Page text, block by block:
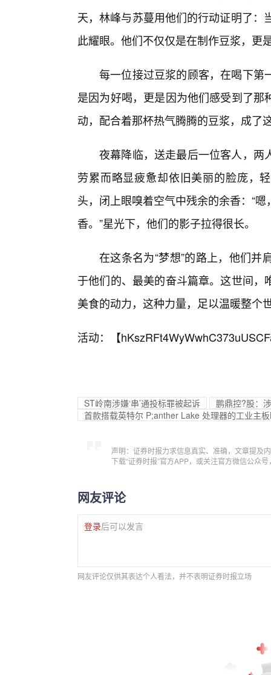
天，林峰与苏蔓用他们的行动证明了
此耀眼。他们不仅仅是在制作豆浆，更
每一位接过豆浆的顾客，在喝下第
是因为好喝，更是因为他们感受到了
动，配合着那杯热气腾腾的豆浆，成了
夜幕降临，送走最后一位客人，两
劳累而略显疲惫却依旧美丽的脸庞，
头，闭上眼嗅着空气中残余的余香：“
香。”星光下，他们的影子拉得很长。
在这条名为“梦想”的路上，他们
于他们的、最美的奋斗篇章。这世间
美食的动力，这种力量，足以温暖整个
活动：【
ST岭南涉嫌‘串’通投标罪被起诉
鹏鼎控?股：
首款搭载英特尔 P;anther Lake 处理器的工业主
声明：证券时报力求信息真实、准确，文章提及
下载“证券时报”官方APP，或关注官方微信公众
网友评论
登录后可以发言
网友评论仅供其表达个人看法，并不表明证券时报立场